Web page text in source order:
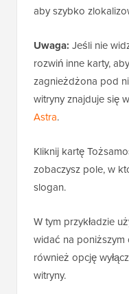
aby szybko
Uwaga: Jeśli nie
rozwiń inne karty,
zagnieżdżona pod
witryny znajduje się
Astra.
Kliknij kartę
zobaczysz pole, w
slogan.
W tym przykładzie
widać na poniższym
również opcję
witryny.